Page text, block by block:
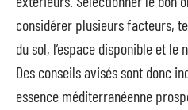
considérer plusieurs facteurs,
du sol, l’espace disponible et le
Des conseils avisés sont donc
essence méditerranéenne